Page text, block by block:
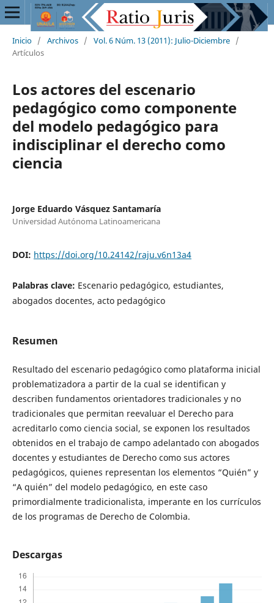
Inicio / Archivos / Vol. 6 Núm. 13 (2011): Julio-Diciembre /
Artículos
Los actores del escenario
pedagógico como componente
del modelo pedagógico para
indisciplinar el derecho como
ciencia
Jorge Eduardo Vásquez Santamaría
Universidad Autónoma Latinoamericana
DOI: https://doi.org/10.24142/raju.v6n13a4
Palabras clave: Escenario pedagógico, estudiantes,
abogados docentes, acto pedagógico
Resumen
Resultado del escenario pedagógico como plataforma inicial
problematizadora a partir de la cual se identifican y
describen fundamentos orientadores tradicionales y no
tradicionales que permitan reevaluar el Derecho para
acreditarlo como ciencia social, se exponen los resultados
obtenidos en el trabajo de campo adelantado con abogados
docentes y estudiantes de Derecho como sus actores
pedagógicos, quienes representan los elementos “Quién” y
“A quién” del modelo pedagógico, en este caso
primordialmente tradicionalista, imperante en los currículos
de los programas de Derecho de Colombia.
Descargas